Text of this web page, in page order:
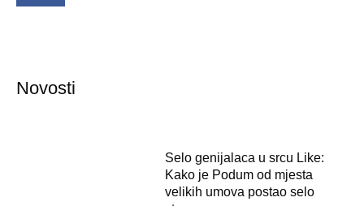
Novosti
Selo genijalaca u srcu Like:
Kako je Podum od mjesta
velikih umova postao selo